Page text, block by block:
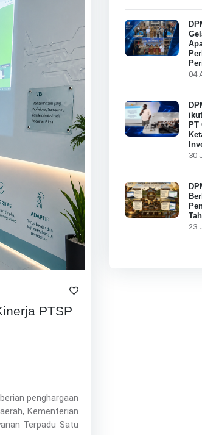
PTSP
penghargaan
Kementerian
Terpadu Satu
04
PT
30
23